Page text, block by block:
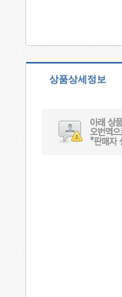
상품상세정보